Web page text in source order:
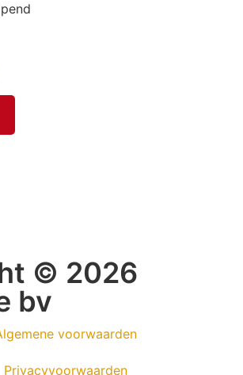
© 2026
bv
voorwaarden
Privacyvoorwaarden